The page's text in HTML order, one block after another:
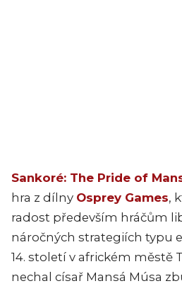
Sankoré: The Pride of
hra z dílny Osprey Games,
radost především hráčům
náročných strategiích typu
14. století v africkém městě
nechal císař Mansá Músa